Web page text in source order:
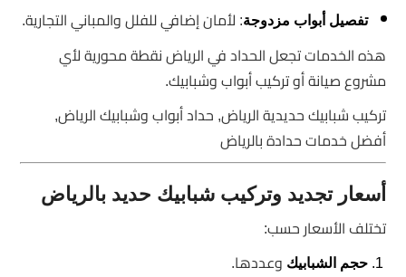
تفصيل أبواب مزدوجة: لأمان إضافي للفلل والمباني التجارية.
هذه الخدمات تجعل الحداد في الرياض نقطة محورية لأي
مشروع صيانة أو تركيب أبواب وشبابيك.
تركيب شبابيك حديدية الرياض, حداد أبواب وشبابيك الرياض,
أفضل خدمات حدادة بالرياض
أسعار تجديد وتركيب شبابيك حديد بالرياض
تختلف الأسعار حسب:
حجم الشبابيك وعددها.